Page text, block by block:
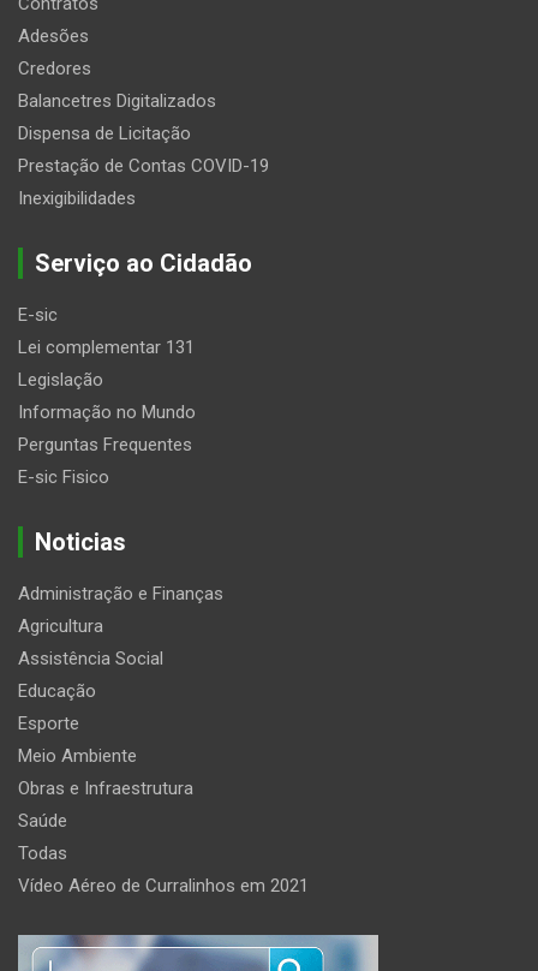
Adesões
Credores
Balancetres Digitalizados
Dispensa de Licitação
Prestação de Contas COVID-19
Inexigibilidades
Serviço ao Cidadão
E-sic
Lei complementar 131
Legislação
Informação no Mundo
Perguntas Frequentes
E-sic Fisico
Noticias
Administração e Finanças
Agricultura
Assistência Social
Educação
Esporte
Meio Ambiente
Obras e Infraestrutura
Saúde
Todas
Vídeo Aéreo de Curralinhos em 2021